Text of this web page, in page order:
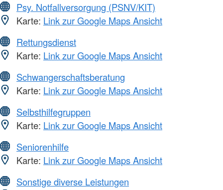
Psy. Notfallversorgung (PSNV/KIT)
Karte: Link zur Google Maps Ansicht
Rettungsdienst
Karte: Link zur Google Maps Ansicht
Schwangerschaftsberatung
Karte: Link zur Google Maps Ansicht
Selbsthilfegruppen
Karte: Link zur Google Maps Ansicht
Seniorenhilfe
Karte: Link zur Google Maps Ansicht
Sonstige diverse Leistungen